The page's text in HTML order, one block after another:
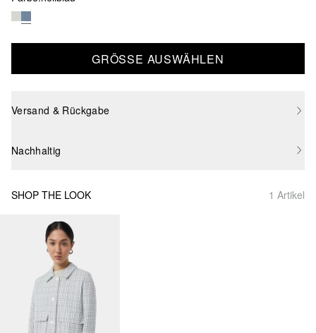
GRÖSSE AUSWÄHLEN
Versand & Rückgabe
Nachhaltig
SHOP THE LOOK 1 Artikel